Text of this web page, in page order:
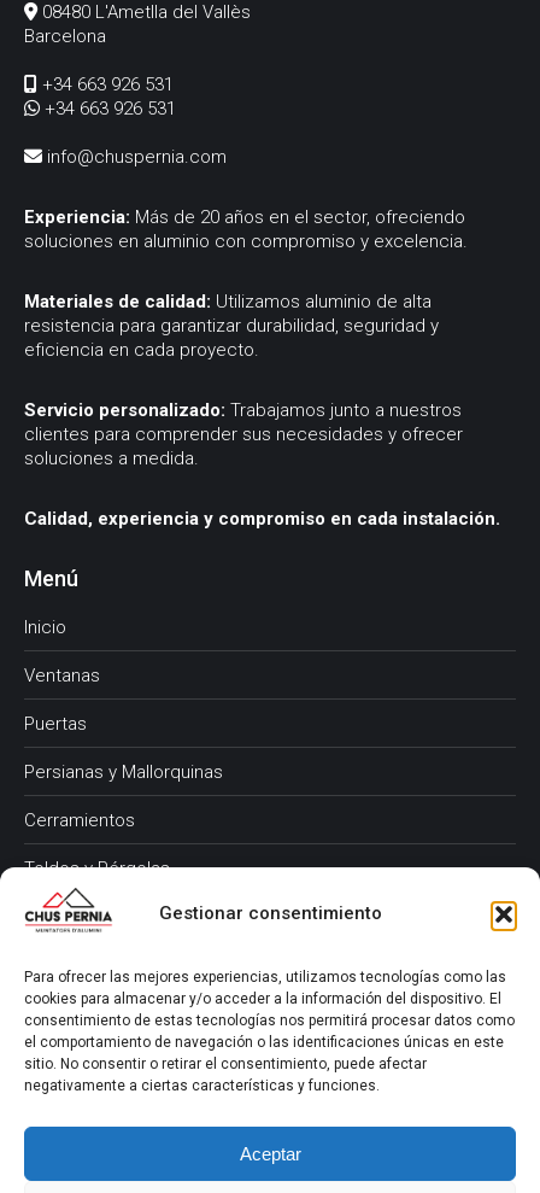
Gestionar consentimiento
Para ofrecer las mejores experiencias, utilizamos tecnologías como las
cookies para almacenar y/o acceder a la información del dispositivo. El
consentimiento de estas tecnologías nos permitirá procesar datos como
el comportamiento de navegación o las identificaciones únicas en este
sitio. No consentir o retirar el consentimiento, puede afectar
negativamente a ciertas características y funciones.
Aceptar
08480 L'Ametlla del Vallès
Barcelona
+34 663 926 531
+34 663 926 531
info@chuspernia.com
Experiencia: Más de 20 años en el sector, ofreciendo
soluciones en aluminio con compromiso y excelencia.
Materiales de calidad: Utilizamos aluminio de alta
resistencia para garantizar durabilidad, seguridad y
eficiencia en cada proyecto.
Servicio personalizado: Trabajamos junto a nuestros
clientes para comprender sus necesidades y ofrecer
soluciones a medida.
Calidad, experiencia y compromiso en cada instalación.
Menú
Inicio
Ventanas
Puertas
Persianas y Mallorquinas
Cerramientos
Toldos y Pérgolas
Reparaciones y Mantenimiento
Síguenos en Instagram
@chuspernia_instalador_alumini
#PuertasDeAluminio #CerramientosDeTerrazas
#InstaladorDeAluminio #ReformasVivienda #VallésOriental
#CarpinteríaDeAluminio #HogarEficiente